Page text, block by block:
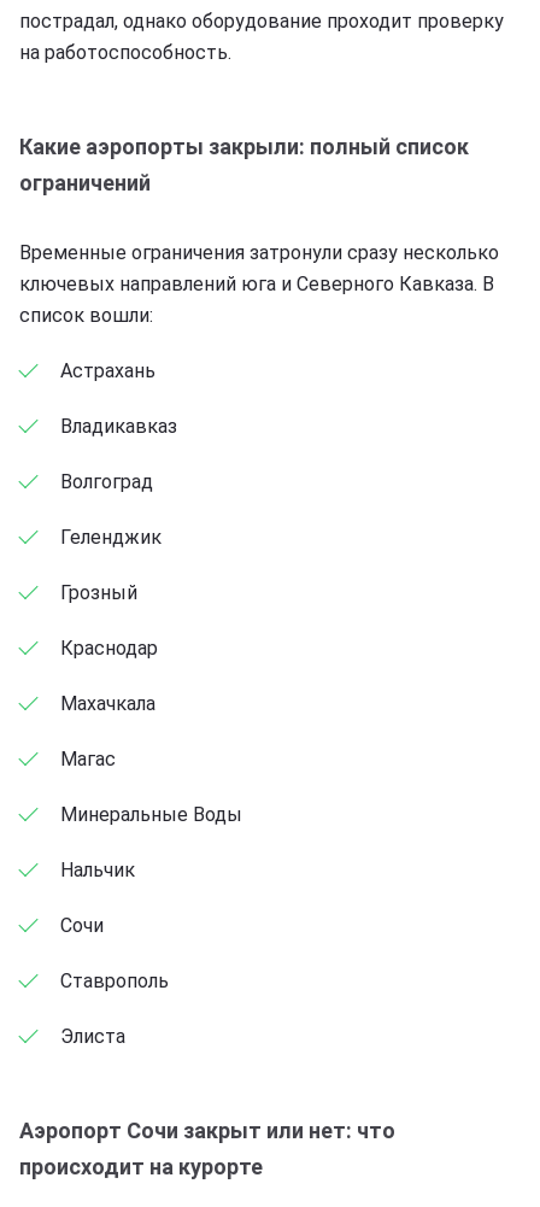
пострадал, однако оборудование проходит проверку
на работоспособность.
Какие аэропорты закрыли: полный список
ограничений
Временные ограничения затронули сразу несколько
ключевых направлений юга и Северного Кавказа. В
список вошли:
Астрахань
Владикавказ
Волгоград
Геленджик
Грозный
Краснодар
Махачкала
Магас
Минеральные Воды
Нальчик
Сочи
Ставрополь
Элиста
Аэропорт Сочи закрыт или нет: что
происходит на курорте